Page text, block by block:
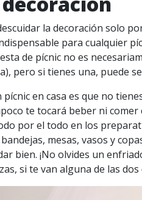
la decoración solo
para cualquier
de pícnic no es
pero si tienes una, puede
pícnic en casa es que no
te tocará beber ni
por el todo en los
mesas, vasos y
bien. ¡No olvides un
si te van alguna de las dos